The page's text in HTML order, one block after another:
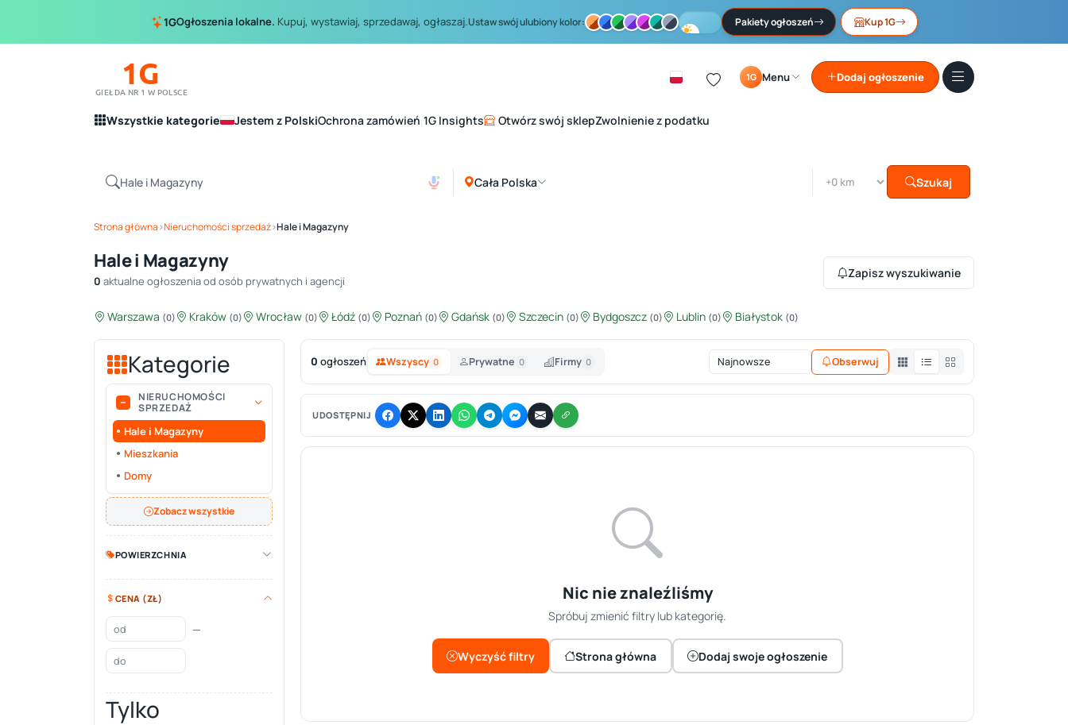
1GOgłoszenia lokalne. Kupuj, wystawiaj, sprzedawaj, ogłaszaj.Ustaw swój ulubiony kolor: Pakiety ogłoszeń Kup 1G
1G
GIEŁDA NR 1 W POLSCE
1G Menu Dodaj ogłoszenie
Wszystkie kategorie Jestem z PolskiOchrona zamówień 1G Insights Otwórz swój sklepZwolnienie z podatku
Cała Polska Szukaj
Strona główna›Nieruchomości sprzedaż›Hale i Magazyny
Hale i Magazyny
0 aktualne ogłoszenia od osób prywatnych i agencji
Zapisz wyszukiwanie
Warszawa (0) Kraków (0) Wrocław (0) Łódź (0) Poznań (0) Gdańsk (0) Szczecin (0) Bydgoszcz (0) Lublin (0) Białystok (0)
Kategorie
NIERUCHOMOŚCI
SPRZEDAŻ
Hale i Magazyny
Mieszkania
Domy
Zobacz wszystkie
POWIERZCHNIA
CENA (ZŁ)
—
Tylko
0 ogłoszeń Wszyscy 0 Prywatne 0 Firmy 0 Obserwuj
UDOSTĘPNIJ
Nic nie znaleźliśmy
Spróbuj zmienić filtry lub kategorię.
Wyczyść filtry Strona główna Dodaj swoje ogłoszenie